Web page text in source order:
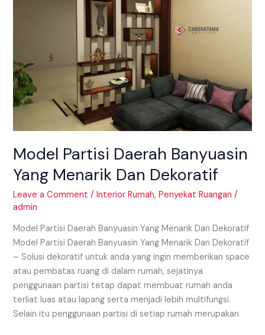
Model Partisi Daerah Banyuasin
Yang Menarik Dan Dekoratif
Leave a Comment /Interior Rumah,Penyekat Ruangan /
admin
Model Partisi Daerah Banyuasin Yang Menarik Dan Dekoratif
Model Partisi Daerah Banyuasin Yang Menarik Dan Dekoratif
– Solusi dekoratif untuk anda yang ingin memberikan space
atau pembatas ruang di dalam rumah, sejatinya
penggunaan partisi tetap dapat membuat rumah anda
terliat luas atau lapang serta menjadi lebih multifungsi.
Selain itu penggunaan partisi di setiap rumah merupakan